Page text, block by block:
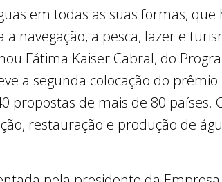
em todas as suas formas,
a navegação, a pesca, lazer e
Fátima Kaiser Cabral, do
a segunda colocação do
propostas de mais de 80 países.
restauração e produção de